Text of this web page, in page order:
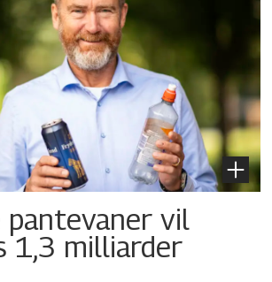
pantevaner vil
1,3 milliarder